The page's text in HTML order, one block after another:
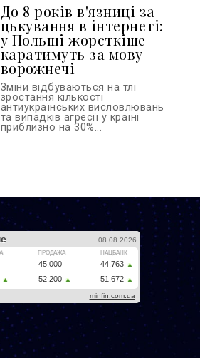
До 8 років в'язниці за
цькування в інтернеті:
у Польщі жорсткіше
каратимуть за мову
ворожнечі
Зміни відбуваються на тлі
зростання кількості
антиукраїнських висловлювань
та випадків агресії у країні
приблизно на 30%...